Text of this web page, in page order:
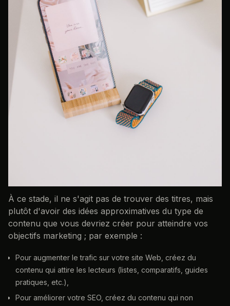
À ce stade, il ne s'agit pas de trouver des titres, mais
plutôt d'avoir des idées approximatives du type de
contenu que vous devriez créer pour atteindre vos
objectifs marketing ; par exemple :
Pour augmenter le trafic sur votre site Web, créez du
contenu qui attire les lecteurs (listes, comparatifs, guides
pratiques, etc.),
Pour améliorer votre SEO, créez du contenu qui non